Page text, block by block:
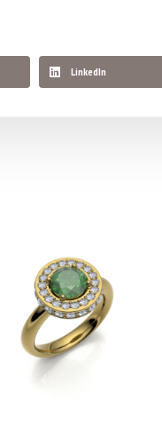
LinkedIn